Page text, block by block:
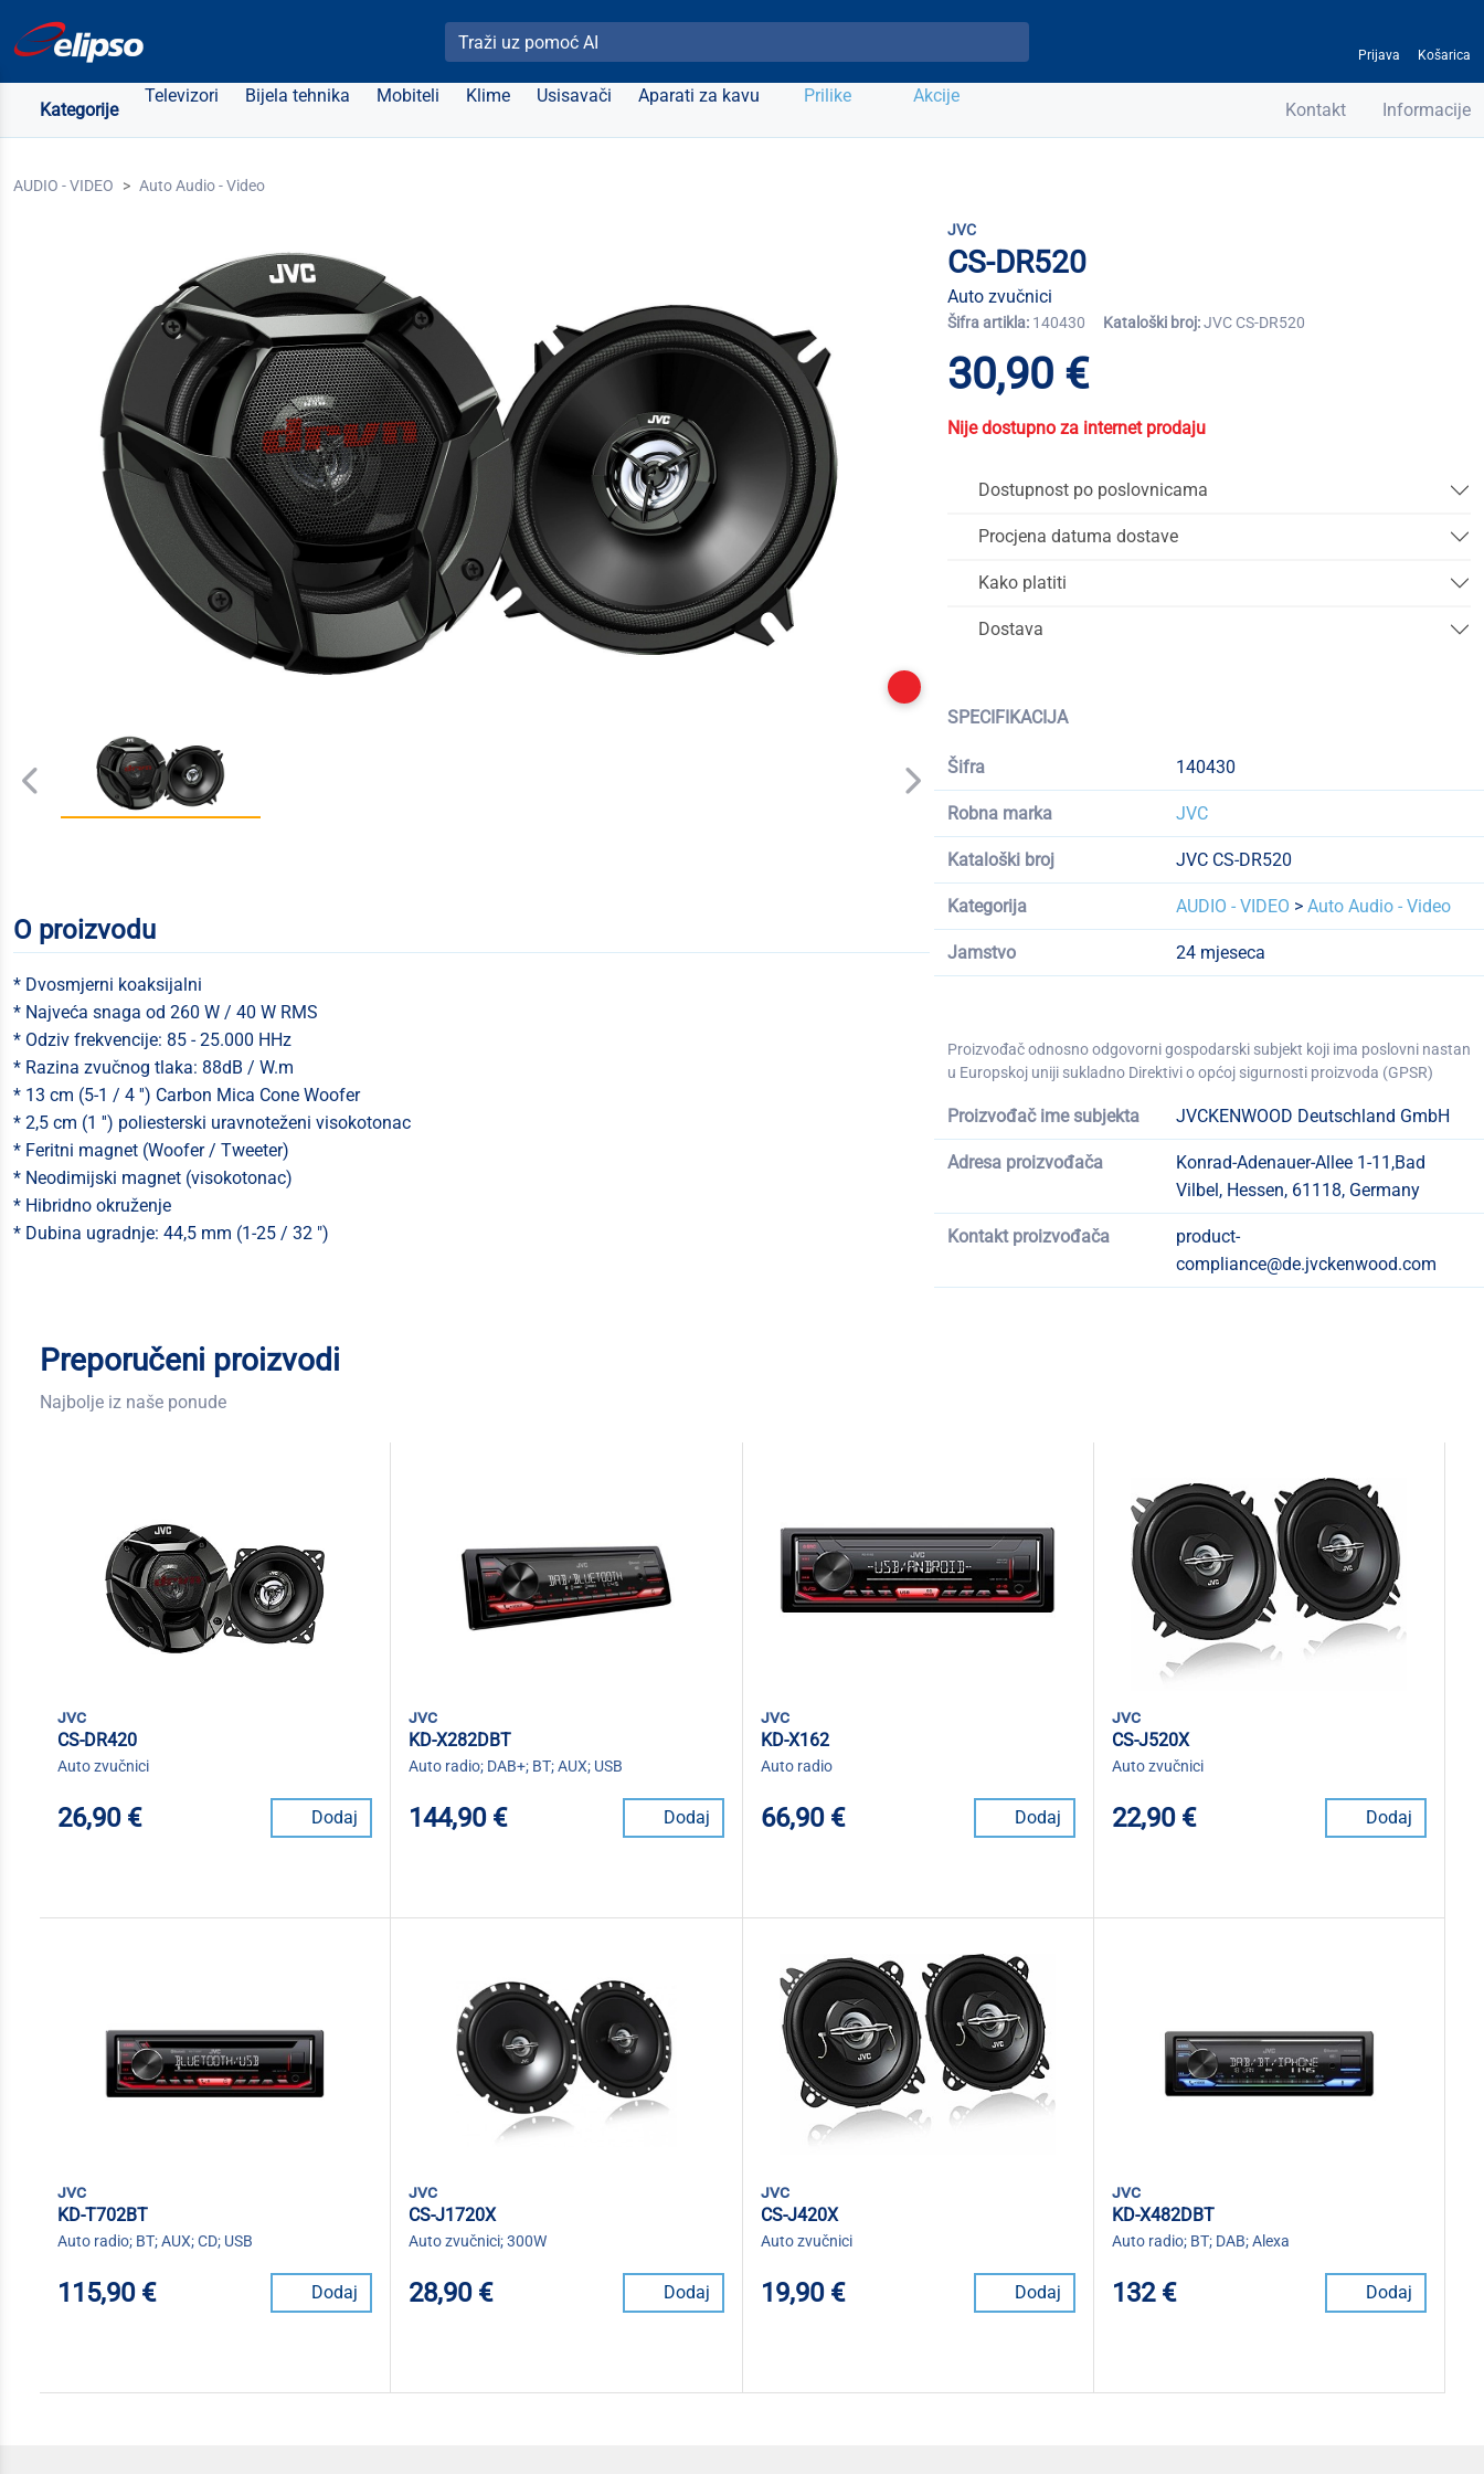
Pretraži Elipso
Prijava Košarica
Kategorije
Televizori Bijela tehnika Mobiteli Klime Usisavači Aparati za kavu Prilike Akcije
Kontakt Informacije
AUDIO - VIDEO Auto Audio - Video
JVC
CS-DR520
Auto zvučnici
Šifra artikla: 140430 Kataloški broj:JVC CS-DR520
30,90 €
Nije dostupno za internet prodaju
Dostupnost po poslovnicama
Procjena datuma dostave
Kako platiti
Dostava
SPECIFIKACIJA
Šifra 140430
Robna marka JVC
Kataloški broj JVC CS-DR520
Kategorija AUDIO - VIDEO >Auto Audio - Video
Jamstvo 24 mjeseca
Proizvođač odnosno odgovorni gospodarski subjekt koji ima poslovni nastan
u Europskoj uniji sukladno Direktivi o općoj sigurnosti proizvoda (GPSR)
Proizvođač ime subjekta JVCKENWOOD Deutschland GmbH
Adresa proizvođača
Konrad-Adenauer-Allee 1-11,Bad
Vilbel, Hessen, 61118, Germany
Kontakt proizvođača
product-
compliance@de.jvckenwood.com
O proizvodu
* Dvosmjerni koaksijalni
* Najveća snaga od 260 W / 40 W RMS
* Odziv frekvencije: 85 - 25.000 HHz
* Razina zvučnog tlaka: 88dB / W.m
* 13 cm (5-1 / 4 '') Carbon Mica Cone Woofer
* 2,5 cm (1 '') poliesterski uravnoteženi visokotonac
* Feritni magnet (Woofer / Tweeter)
* Neodimijski magnet (visokotonac)
* Hibridno okruženje
* Dubina ugradnje: 44,5 mm (1-25 / 32 ")
Preporučeni proizvodi
Najbolje iz naše ponude
jvc
CS-DR420
Auto zvučnici
26,90 € Dodaj
jvc
KD-X282DBT
Auto radio; DAB+; BT; AUX; USB
144,90 € Dodaj
jvc
KD-X162
Auto radio
66,90 € Dodaj
jvc
CS-J520X
Auto zvučnici
22,90 € Dodaj
jvc
KD-T702BT
Auto radio; BT; AUX; CD; USB
115,90 € Dodaj
jvc
CS-J1720X
Auto zvučnici; 300W
28,90 € Dodaj
jvc
CS-J420X
Auto zvučnici
19,90 € Dodaj
jvc
KD-X482DBT
Auto radio; BT; DAB; Alexa
132 € Dodaj